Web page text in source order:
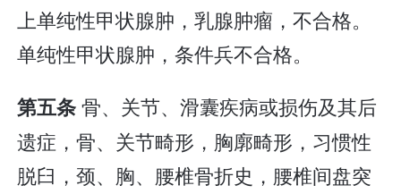
上单纯性甲状腺肿，乳腺肿瘤，不合格。
单纯性甲状腺肿，条件兵不合格。
第五条骨、关节、滑囊疾病或损伤及其后
遗症，骨、关节畸形，胸廓畸形，习惯性
脱臼，颈、胸、腰椎骨折史，腰椎间盘突